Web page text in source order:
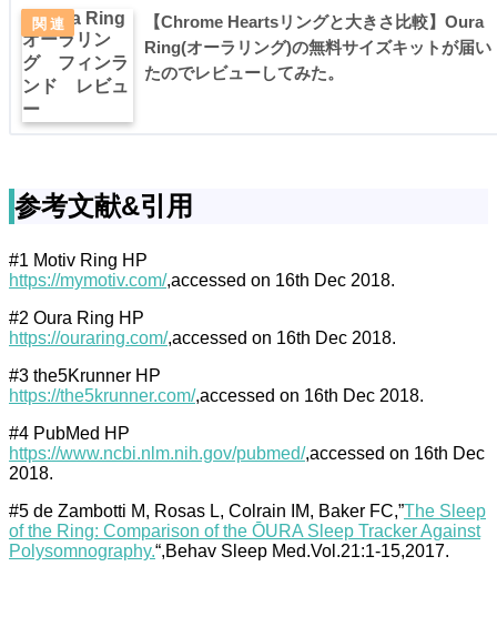
【Chrome Heartsリングと大きさ比較】Oura
Ring(オーラリング)の無料サイズキットが届い
たのでレビューしてみた。
参考文献&引用
#1 Motiv Ring HP
https://mymotiv.com/,accessed on 16th Dec 2018.
#2 Oura Ring HP
https://ouraring.com/,accessed on 16th Dec 2018.
#3 the5Krunner HP
https://the5krunner.com/,accessed on 16th Dec 2018.
#4 PubMed HP
https://www.ncbi.nlm.nih.gov/pubmed/,accessed on 16th Dec
2018.
#5 de Zambotti M, Rosas L, Colrain IM, Baker FC,”The Sleep
of the Ring: Comparison of the ŌURA Sleep Tracker Against
Polysomnography.“,Behav Sleep Med.Vol.21:1-15,2017.